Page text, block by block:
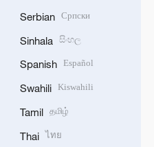
Serbian Српски
Sinhala සිංහල
Spanish Español
Swahili Kiswahili
Tamil தமிழ்
Thai ไทย